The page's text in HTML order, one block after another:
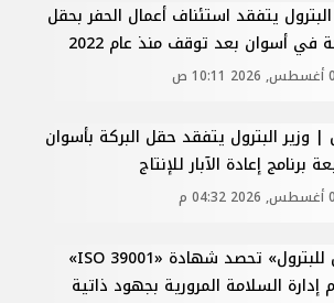
البترول يتفقد استئناف أعمال الحفر بحقل
في أسوان بعد توقف منذ عام 2022
| وزير البترول يتفقد حقل البركة بأسوان
برنامج إعادة الآبار للإنتاج
النيل للبترول» تحصد شهادة «ISO 39001»
إدارة السلامة المرورية بجهود ذاتية